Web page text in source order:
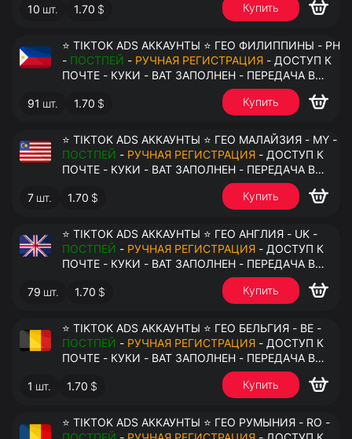
10 шт. 1.70 $ Купить
⭐ TIKTOK ADS АККАУНТЫ ⭐ ГЕО ФИЛИППИНЫ - PH
- ПОСТПЕЙ - РУЧНАЯ РЕГИСТРАЦИЯ - ДОСТУП К
ПОЧТЕ - КУКИ - ВАТ ЗАПОЛНЕН - ПЕРЕДАЧА В
91 шт. 1.70 $ Купить
⭐ TIKTOK ADS АККАУНТЫ ⭐ ГЕО МАЛАЙЗИЯ - MY -
ПОСТПЕЙ - РУЧНАЯ РЕГИСТРАЦИЯ - ДОСТУП К
ПОЧТЕ - КУКИ - ВАТ ЗАПОЛНЕН - ПЕРЕДАЧА В
7 шт. 1.70 $ Купить
⭐ TIKTOK ADS АККАУНТЫ ⭐ ГЕО АНГЛИЯ - UK -
ПОСТПЕЙ - РУЧНАЯ РЕГИСТРАЦИЯ - ДОСТУП К
ПОЧТЕ - КУКИ - ВАТ ЗАПОЛНЕН - ПЕРЕДАЧА В
79 шт. 1.70 $ Купить
⭐ TIKTOK ADS АККАУНТЫ ⭐ ГЕО БЕЛЬГИЯ - BE -
ПОСТПЕЙ - РУЧНАЯ РЕГИСТРАЦИЯ - ДОСТУП К
ПОЧТЕ - КУКИ - ВАТ ЗАПОЛНЕН - ПЕРЕДАЧА В
1 шт. 1.70 $ Купить
⭐ TIKTOK ADS АККАУНТЫ ⭐ ГЕО РУМЫНИЯ - RO -